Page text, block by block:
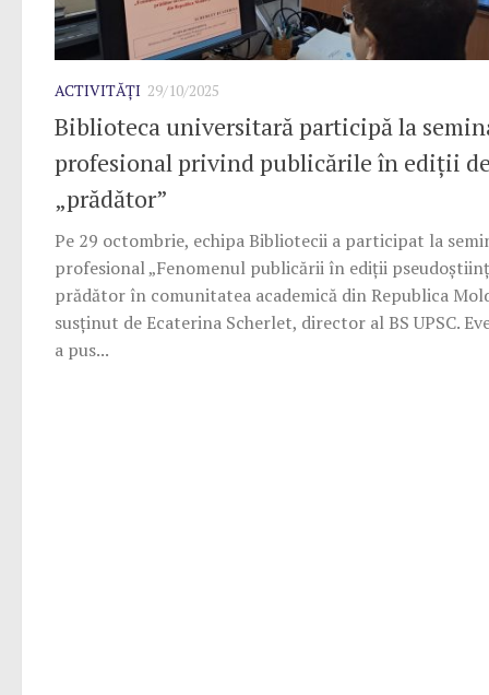
ACTIVITĂȚI 29/10/2025
Biblioteca universitară participă la
profesional privind publicările în ediții
„prădător”
Pe 29 octombrie, echipa Bibliotecii a participat la
profesional „Fenomenul publicării în ediții
prădător în comunitatea academică din Republica
susținut de Ecaterina Scherlet, director al BS UPSC.
a pus...